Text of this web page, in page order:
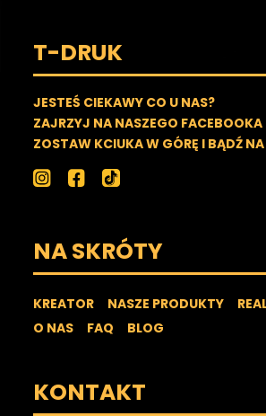
T-DRUK
JESTEŚ CIEKAWY CO U NAS?
ZAJRZYJ NA NASZEGO
ZOSTAW KCIUKA W GÓRĘ I BĄDŹ
NA SKRÓTY
KREATOR NASZE PRODUKTY
O NAS
FAQ BLOG
KONTAKT